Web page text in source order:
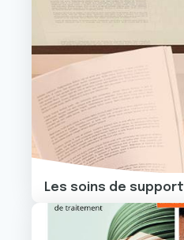
Les soins de support
Image